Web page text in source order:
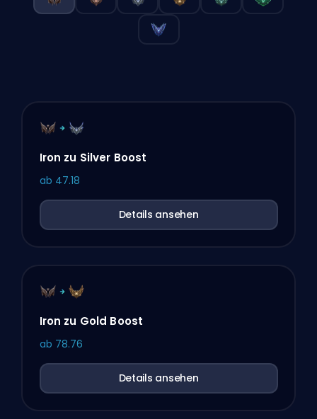
Iron zu Silver Boost
ab 47.18
Details ansehen
Iron zu Gold Boost
ab 78.76
Details ansehen